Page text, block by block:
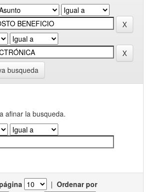
busqueda
afinar la busqueda.
| Ordenar por